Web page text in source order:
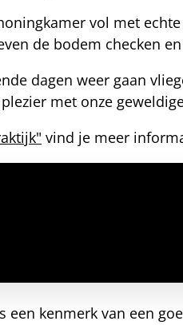
vol met
de bodem checken
dagen weer gaan
met onze
vind je meer
kenmerk van een